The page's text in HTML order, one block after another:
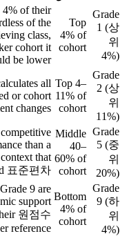
Grade
1 (상
위
4%)
Top
4% of
cohort
4% of their
of the
class,
cohort it
be lower.
Grade
2 (상
위
11%)
Top 4–
11% of
cohort
all
or cohort
changes.
Grade
5 (중
위
20%)
Middle
40–
60% of
cohort
than a
that
표준편차.
Grade
9 (하
위
4%)
Bottom
4% of
cohort
9 are
support
원점수
reference.